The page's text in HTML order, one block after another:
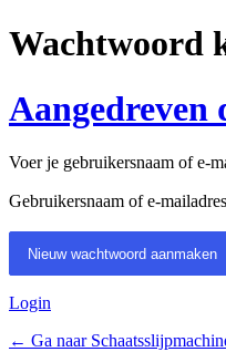
Wachtwoord
Aangedreven
Voer je gebruikersnaam of e-
Gebruikersnaam of e-mailadres
Login
← Ga naar